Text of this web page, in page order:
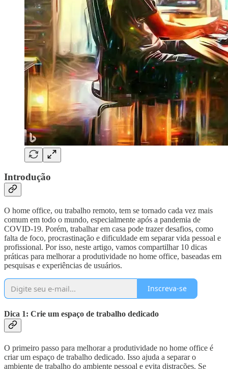
Introdução
O home office, ou trabalho remoto, tem se tornado cada vez mais
comum em todo o mundo, especialmente após a pandemia de
COVID-19. Porém, trabalhar em casa pode trazer desafios, como
falta de foco, procrastinação e dificuldade em separar vida pessoal e
profissional. Por isso, neste artigo, vamos compartilhar 10 dicas
práticas para melhorar a produtividade no home office, baseadas em
pesquisas e experiências de usuários.
Inscreva-se
Dica 1: Crie um espaço de trabalho dedicado
O primeiro passo para melhorar a produtividade no home office é
criar um espaço de trabalho dedicado. Isso ajuda a separar o
ambiente de trabalho do ambiente pessoal e evita distrações. Se